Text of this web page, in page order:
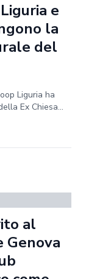
e
la
del
Liguria ha
Ex Chiesa...
al